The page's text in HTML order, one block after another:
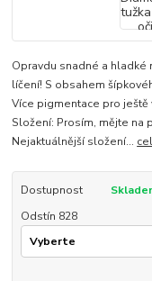
Opravdu snadné a hladké
líčení! S obsahem
Více pigmentace pro ještě
Složení: Prosím, mějte na
Nejaktuálnější složení...
Dostupnost
Odstín 828